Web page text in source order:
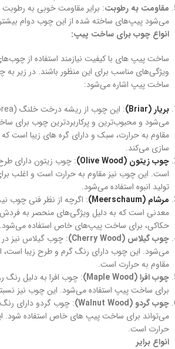
مقاومت به رطوبت: برایر مقاومت خوبی به رطوبت
می‌شود پیپ‌های ساخته شده از این چوب دوام
انواع چوب برای ساخت پیپ:
ساخت پیپ‌ های با کیفیت نیازمند استفاده از
ویژگی‌های مناسب برای این منظور باشند. در زیر
ساخت پیپ اشاره می‌شود:
بریار (Briar)
می‌شود و محبوب‌ترین و پرکاربردترین چوب برای
مقاوم به حرارت، سبک و دارای گره های زیبا است که
سازی می‌کند.
چوب زیتون (Olive Wood)
: چوب زیتون دارای
است. این چوب نیز مقاوم به حرارت است و اغلب
تولید انبوه استفاده می‌شود.
مرشام (Meerschaum)
: اگرچه از نظر فنی چوب
معدنی است که به دلیل ویژگی‌های منحصر به
حکاکی، برای ساخت پیپ‌های خاص استفاده می‌شود.
چوب گیلاس (Cherry Wood)
: چوب گیلاس نیز
می‌شود. این چوب دارای رنگ گرم و طرح زیبا است،
مقاوم به حرارت است.
چوب افرا (Maple Wood)
: چوب افرا به دلیل رنگ
برای ساخت پیپ استفاده می‌شود. این چوب نیز
چوب گردو (Walnut Wood)
: چوب گردو دارای
می‌تواند برای ساخت پیپ‌ های خاص استفاده شود.
حرارت است.
انواع برایر